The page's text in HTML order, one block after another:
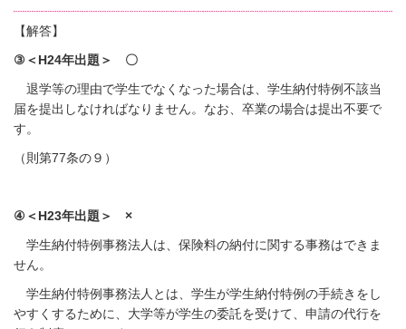
【解答】
③＜H24年出題＞ 〇
退学等の理由で学生でなくなった場合は、学生納付特例不該当
届を提出しなければなりません。なお、卒業の場合は提出不要で
す。
（則第77条の９）
④＜H23年出題＞ ×
学生納付特例事務法人は、保険料の納付に関する事務はできま
せん。
学生納付特例事務法人とは、学生が学生納付特例の手続きをし
やすくするために、大学等が学生の委託を受けて、申請の代行を